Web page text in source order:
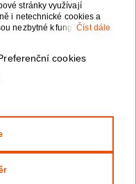
stránky využívají
i netechnické cookies a
nezbytné k fungování
reklam a
cookies a vašich
Bližší informace o vašich
možnosti odvolání
Číst dále
cookies
my se vám
údajů